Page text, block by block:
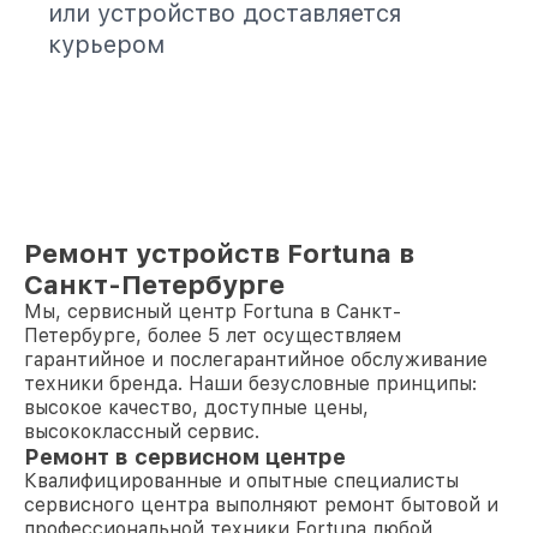
или устройство доставляется
курьером
Ремонт устройств Fortuna в
Санкт-Петербурге
Мы, сервисный центр Fortuna в Санкт-
Петербурге, более 5 лет осуществляем
гарантийное и послегарантийное обслуживание
техники бренда. Наши безусловные принципы:
высокое качество, доступные цены,
высококлассный сервис.
Ремонт в сервисном центре
Квалифицированные и опытные специалисты
сервисного центра выполняют ремонт бытовой и